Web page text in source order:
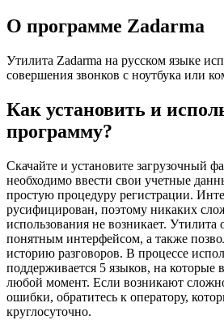
О программе Zadarma
Утилита Zadarma на русском языке
совершения звонков с ноутбука или
Как установить и
программу?
Скачайте и установите загрузочный
необходимо ввести свои учетные
простую процедуру регистрации.
русифицирован, поэтому никаких
использования не возникает. Утилита
понятным интерфейсом, а также
историю разговоров. В процессе
поддерживается 5 языков, на которые
любой момент. Если возникают
ошибки, обратитесь к оператору,
круглосуточно.